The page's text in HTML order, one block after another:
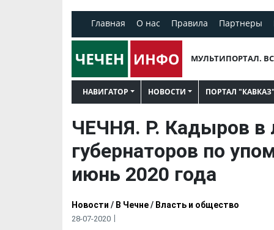
Главная О нас Правила Партнеры
МУЛЬТИПОРТАЛ.
НАВИГАТОР НОВОСТИ ПОРТАЛ "КАВКАЗ"
ЧЕЧНЯ. Р. Кадыров в
губернаторов по
июнь 2020 года
Новости / В Чечне/ Власть и общество
28-07-2020